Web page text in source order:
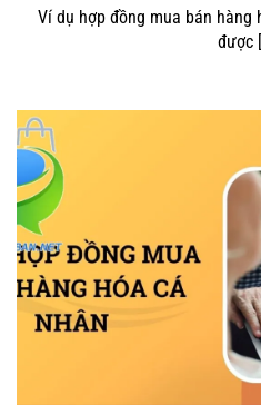
Ví dụ hợp đồng mua bán
được